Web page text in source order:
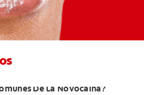
De La Novocaína?